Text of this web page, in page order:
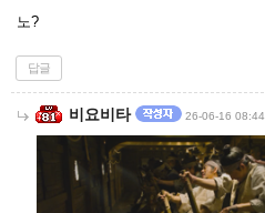
노?
답글
비요비타 26-06-16 08:44